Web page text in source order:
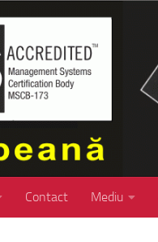
Contact Mediu